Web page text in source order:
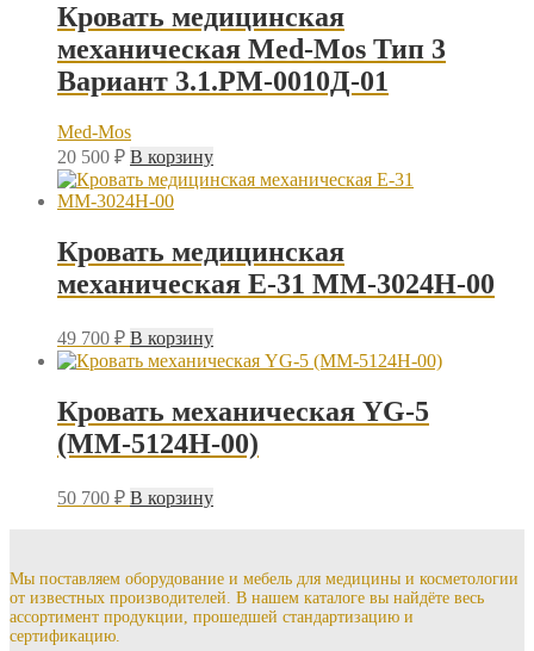
Кровать медицинская
механическая Med-Mos Тип 3
Вариант 3.1.РМ-0010Д-01
Med-Mos
20 500 ₽ В корзину
Кровать медицинская
механическая Е-31 ММ-3024Н-00
49 700 ₽ В корзину
Кровать механическая YG-5
(ММ-5124Н-00)
50 700 ₽ В корзину
Мы поставляем оборудование и мебель для медицины и косметологии
от известных производителей. В нашем каталоге вы найдёте весь
ассортимент продукции, прошедшей стандартизацию и
сертификацию.